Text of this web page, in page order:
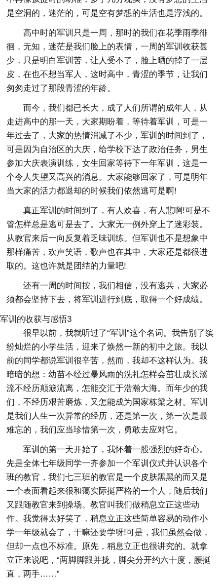
是空洞的，迷茫的，可是空有梦想的生活也是浮浅的。
高中时的军训只是一周，那时的我们在花季雨季徘
徊，无知，迷茫是我们脸上的表情，一周的军训收获甚
少，只是明白军训苦，让人受不了，脸上晒的掉了一层
皮，在也不想当军人，这时高中，青涩的季节，让我们
匆匆走过了那段青涩的年龄。
而今，我们都已长大，成了人们所谓的成年人，从
走进高中的那一天，大家期盼着，等待着军训，可是一
年过去了，大家的热情消减了不少，军训的时间到了，
可是因为自治区的大庆，给学校下达了政治任务，男生
参加大庆表演训练，女生回家等待下一年军训，这是一
个令人失望又高兴的消息。大家能够回家了，可是明年
当大家的活力都退却的时候我们依然逃可是啊!
真正军训的时间到了，有人欢喜，有人悲啊!可是不
管怎样总是逃可是去了。大家无一例外穿上了迷彩装。
从教官来后一向反复着乏味训练。但军训也不是想象中
那样痛苦，欢声笑语，歌声也在其中，大家还是都很进
取的。这也许就是团结的力量吧!
还有一周的时间按，我们相信，没有逃兵，大家必
须都会坚持下去，将军训进行到底，取得一个好成绩。
军训的收获与感悟3
很早以前，我就听过了“军训”这个名词。我告别了缤
纷灿烂的小学生活，迎来了焕然一新的初中之旅。我以
前的同学都说军训很辛苦，然而，我却不这样认为。我
暗暗的想：幼苗不经过暴风雨的洗礼怎样会茁壮成长溪
流不经历颠簸流离，怎能交汇于浩瀚大海。而年少的我
们，不经历艰苦磨炼，又怎能成为国家栋梁之材。军训
是我们人生一次异常的经历，还是第一次，第一次是最
难忘的，我们应当珍惜第一次，勇敢去应对它。
军训的第一天开始了，我怀着一股强烈的好奇心。
先是全体七年级同学一齐参加一个军训仪式并认识各个
班的教官，我们七三班的教官是一个皮肤黑黑的而又是
一个表面看起来很和蔼实际挺严格的一个人，随后我们
又跟随教官来到操场。教官叫我们做稍息立正这些动
作。我觉得太好笑了，稍息立正这些简单容易的动作小
学一年级就会了，干嘛还要学呀!可是，我们虽然会做，
但却一点也不标准。原先，稍息立正也很讲究的。就拿
立正来说吧，“两脚脚跟并拢，脚尖分开约六十度，腰挺
直，两手……”